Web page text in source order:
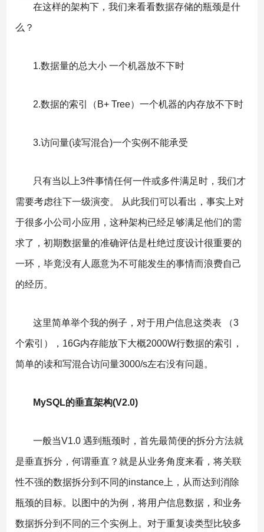
在这样的架构下，我们来看看数据存储的瓶颈是什
么？
1.数据量的总大小 一个机器放不下时
2.数据的索引（B+ Tree）一个机器的内存放不下时
3.访问量(读写混合)一个实例不能承受
只有当以上3件事情任何一件或多件满足时，我们才
需要考虑往下一级演变。 从此我们可以看出，事实上对
于很多小公司小应用，这种架构已经足够满足他们的需
求了，初期数据量的准确评估是杜绝过度设计很重要的
一环，毕竟没有人愿意为不可能发生的事情而浪费自己
的经历。
这里简单举个我的例子，对于用户信息这类表 （3
个索引），16G内存能放下大概2000W行数据的索引，
简单的读和写混合访问量3000/s左右没有问题。
MySQL的垂直架构(V2.0)
一般当V1.0 遇到瓶颈时，首先最简便的拆分方法就
是垂直拆分，何谓垂直？就是从业务角度来看，将关联
性不强的数据拆分到不同的instance上，从而达到消除
瓶颈的目标。以图中的为例，将用户信息数据，和业务
数据拆分到不同的三个实例上。对于重复读类型比较多